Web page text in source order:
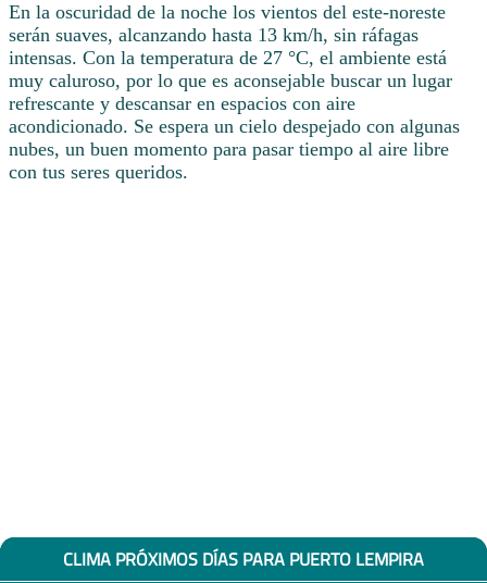
En la oscuridad de la noche los vientos del este-noreste
serán suaves, alcanzando hasta 13 km/h, sin ráfagas
intensas. Con la temperatura de 27 °C, el ambiente está
muy caluroso, por lo que es aconsejable buscar un lugar
refrescante y descansar en espacios con aire
acondicionado. Se espera un cielo despejado con algunas
nubes, un buen momento para pasar tiempo al aire libre
con tus seres queridos.
CLIMA PRÓXIMOS DÍAS PARA PUERTO LEMPIRA